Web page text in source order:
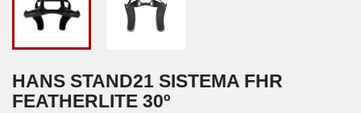
HANS STAND21 SISTEMA FHR
FEATHERLITE 30º